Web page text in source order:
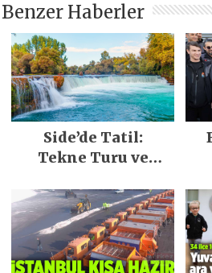
Benzer Haberler
Side’de Tatil:
Tekne Turu ve